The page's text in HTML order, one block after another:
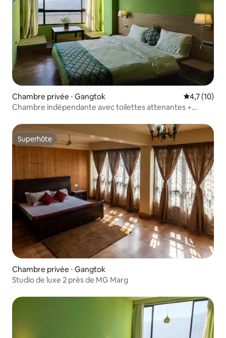
Chambre privée ⋅ Gangtok Évaluation
4,7 (10)
Chambre indépendante avec toilettes attenantes +
Superhôte
Superhôte
Chambre privée ⋅ Gangtok
Studio de luxe 2 près de MG Marg